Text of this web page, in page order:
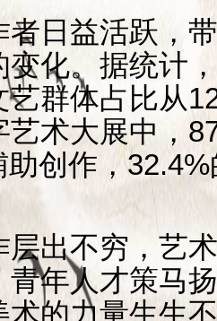
益活跃，带
变化。据统计
群体占比从
艺术大展中，
创作，
不穷，艺术
青年人才策马
术的力量生生